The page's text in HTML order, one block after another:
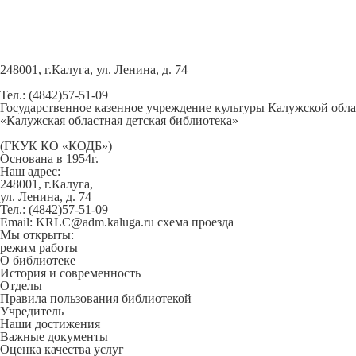
248001, г.Калуга, ул. Ленина, д. 74
Тел.: (4842)57-51-09
Государственное казенное учреждение культуры Калужской
«Калужская областная детская библиотека»
(ГКУК КО «КОДБ»)
Основана в 1954г.
Наш адрес:
248001, г.Калуга,
ул. Ленина, д. 74
Тел.: (4842)57-51-09
Email: KRLC@adm.kaluga.ru схема проезда
Мы открыты:
режим работы
О библиотеке
История и современность
Отделы
Правила пользования библиотекой
Учредитель
Наши достижения
Важные документы
Оценка качества услуг